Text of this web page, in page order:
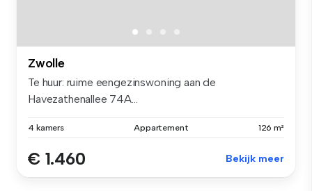
Zwolle
Te huur: ruime eengezinswoning aan de
Havezathenallee 74A...
4 kamers Appartement 126 m²
€ 1.460 Bekijk meer